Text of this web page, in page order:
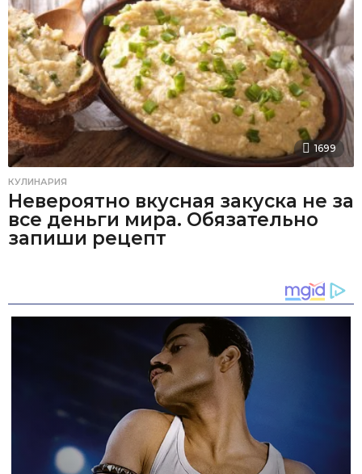
1699
КУЛИНАРИЯ
Невероятно вкусная закуска не за
все деньги мира. Обязательно
запиши рецепт